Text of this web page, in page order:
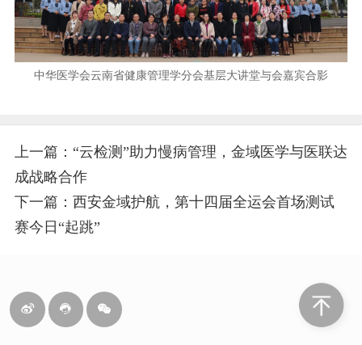
中华医学会云南省健康管理学分会基层大讲堂与会嘉宾合影
上一篇：“云检测”助力慢病管理，金域医学与医联达
成战略合作
下一篇：西安金域护航，第十四届全运会首场测试
赛今日“起跳”